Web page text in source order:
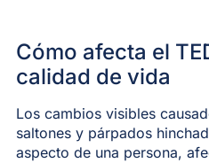
Cómo afecta el
calidad de vida
Los cambios visibles
saltones y párpados
aspecto de una persona,